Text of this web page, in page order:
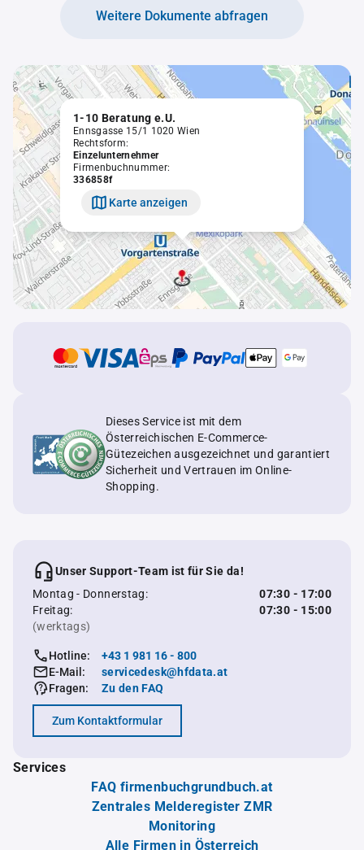
Weitere Dokumente abfragen
1-10 Beratung e.U.
Ennsgasse 15/1 1020 Wien
Rechtsform:
Einzelunternehmer
Firmenbuchnummer:
336858f
Karte anzeigen
Dieses Service ist mit dem
Österreichischen E-Commerce-
Gütezeichen ausgezeichnet und garantiert
Sicherheit und Vertrauen im Online-
Shopping.
Unser Support-Team ist für Sie da!
Montag - Donnerstag:
07:30 - 17:00
Freitag:
07:30 - 15:00
(werktags)
Hotline:
+43 1 981 16 - 800
E-Mail:
servicedesk@hfdata.at
Fragen:
Zu den FAQ
Zum Kontaktformular
Services
FAQ firmenbuchgrundbuch.at
Zentrales Melderegister ZMR
Monitoring
Alle Firmen in Österreich